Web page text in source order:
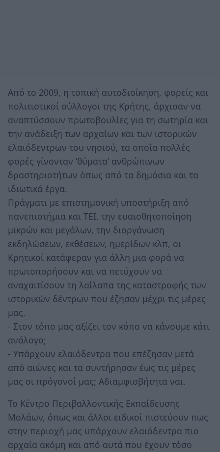
Από το 2009, η τοπική αυτοδιοίκηση, φορείς και
πολιτιστικοί σύλλογοι της Κρήτης, άρχισαν να
αναπτύσσουν πρωτοβουλίες για τη σωτηρία και
την ανάδειξη των αρχαίων και των ιστορικών
ελαιόδεντρων του νησιού, τα οποία πολλές
φορές γίνονταν ‘θύματα’ ανθρώπινων
δραστηριοτήτων όπως από τα δημόσια και τα
ιδιωτικά έργα.
Πράγματι με επιστημονική υποστήριξη από
πανεπιστήμια και ΤΕΙ, την ευαισθητοποίηση
μικρών και μεγάλων, την διοργάνωση
εκδηλώσεων, εκθέσεων, ημερίδων κλπ, οι
Κρητικοί κατάφεραν για άλλη μια φορά να
πρωτοπορήσουν και να πετύχουν να
αναχαιτίσουν τη λαίλαπα της καταστροφής των
ιστορικών δέντρων που έζησαν μέχρι τις μέρες
μας.
- Στον τόπο μας αξίζει τον κόπο να κάνουμε κάτι
ανάλογο;
- Υπάρχουν ελαιόδεντρα που επέζησαν μετά
από αιώνες και τα συντήρησαν έως τις μέρες
μας οι πρόγονοί μας; Αδιαμφισβήτητα ναι.
To Κέντρο Περιβαλλοντικής Εκπαίδευσης
Μολάων, όπως και άλλοι ειδικοί πιστεύουν πως
στην περιοχή μας υπάρχουν ελαιόδεντρα πιο
αρχαία ακόμη και από αυτά που έχουν τόσο